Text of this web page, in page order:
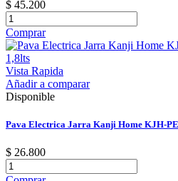
$ 45.200
Comprar
Vista Rapida
Añadir a comparar
Disponible
Pava Electrica Jarra Kanji Home KJH-
$ 26.800